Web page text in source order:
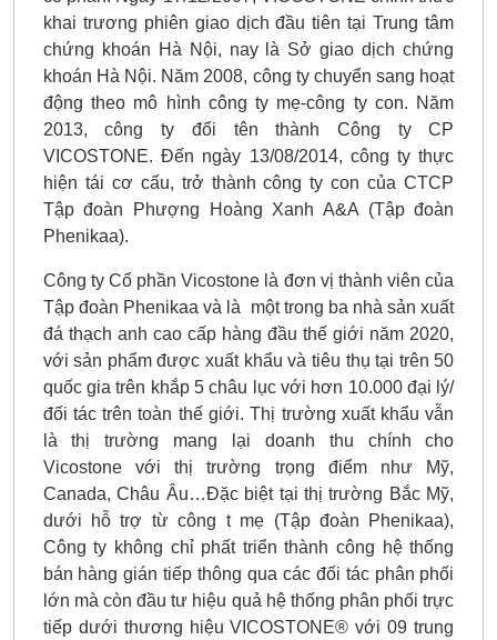
khai trương phiên giao dịch đầu tiên tại Trung tâm
chứng khoán Hà Nội, nay là Sở giao dịch chứng
khoán Hà Nội. Năm 2008, công ty chuyển sang hoạt
động theo mô hình công ty mẹ-công ty con. Năm
2013, công ty đổi tên thành Công ty CP
VICOSTONE. Đến ngày 13/08/2014, công ty thực
hiện tái cơ cấu, trở thành công ty con của CTCP
Tập đoàn Phượng Hoàng Xanh A&A (Tập đoàn
Phenikaa).
Công ty Cổ phần Vicostone là đơn vị thành viên của
Tập đoàn Phenikaa và là một trong ba nhà sản xuất
đá thạch anh cao cấp hàng đầu thế giới năm 2020,
với sản phẩm được xuất khẩu và tiêu thụ tại trên 50
quốc gia trên khắp 5 châu lục với hơn 10.000 đại lý/
đối tác trên toàn thế giới. Thị trường xuất khẩu vẫn
là thị trường mang lại doanh thu chính cho
Vicostone với thị trường trọng điểm như Mỹ,
Canada, Châu Âu…Đặc biệt tại thị trường Bắc Mỹ,
dưới hỗ trợ từ công t mẹ (Tập đoàn Phenikaa),
Công ty không chỉ phất triển thành công hệ thống
bán hàng gián tiếp thông qua các đối tác phân phối
lớn mà còn đầu tư hiệu quả hệ thống phân phối trực
tiếp dưới thương hiệu VICOSTONE® với 09 trung